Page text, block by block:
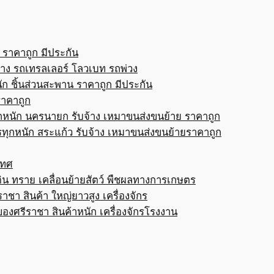
าคาถูก มีประกัน
รถเทรลเลอร์ โลวเบท รถพ่วง
ชิ้นส่วนสะพาน ราคาถูก มีประกัน
คาถูก
นัก นครนายก รับจ้าง เหมาขนส่งขนย้าย ราคาถูก
กหนัก สระแก้ว รับจ้าง เหมาขนส่งขนย้ายราคาถูก
ศ
ทราย เคลื่อนย้ายสัตว์ พืชผลทางการเกษตร
ชา สินค้า ใหญ่ยาวสูง เครื่องจักร
งศรีราชา สินค้าหนัก เครื่องจักรโรงงาน